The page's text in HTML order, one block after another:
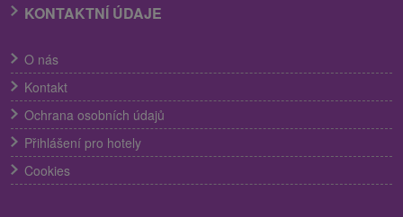
KONTAKTNÍ ÚDAJE
O nás
Kontakt
Ochrana osobních údajů
Přihlášení pro hotely
Cookies